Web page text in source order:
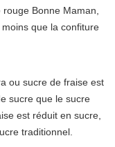
Bonne Maman,
que la confiture
ou sucre de fraise est
sucre que le sucre
est réduit en sucre,
traditionnel.